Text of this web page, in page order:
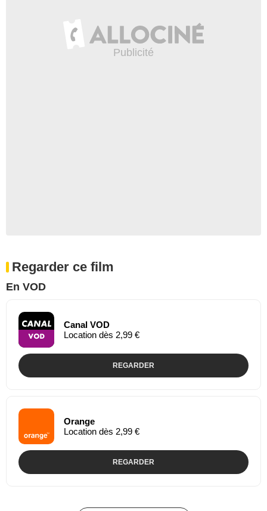
Regarder ce film
En VOD
Canal VOD
Location dès 2,99 €
REGARDER
Orange
Location dès 2,99 €
REGARDER